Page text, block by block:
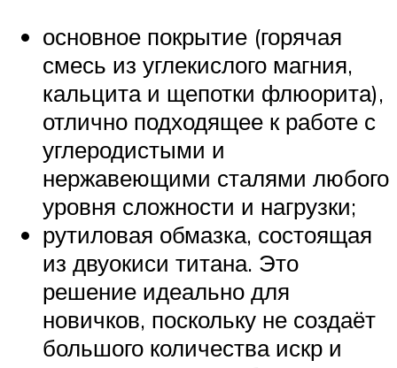
основное покрытие (горячая
смесь из углекислого магния,
кальцита и щепотки флюорита),
отлично подходящее к работе с
углеродистыми и
нержавеющими сталями любого
уровня сложности и нагрузки;
рутиловая обмазка, состоящая
из двуокиси титана. Это
решение идеально для
новичков, поскольку не создаёт
большого количества искр и